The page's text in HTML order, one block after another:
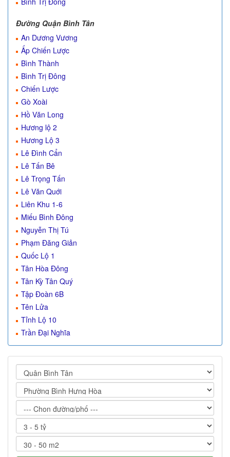
Đường Quận Bình Tân
An Dương Vương
Ấp Chiến Lược
Bình Thành
Bình Trị Đông
Chiến Lược
Gò Xoài
Hồ Văn Long
Hương lộ 2
Hương Lộ 3
Lê Đình Cẩn
Lê Tấn Bê
Lê Trọng Tấn
Lê Văn Quới
Liên Khu 1-6
Miếu Bình Đông
Nguyễn Thị Tú
Phạm Đăng Giản
Quốc Lộ 1
Tân Hòa Đông
Tân Kỳ Tân Quý
Tập Đoàn 6B
Tên Lửa
Tỉnh Lộ 10
Trần Đại Nghĩa